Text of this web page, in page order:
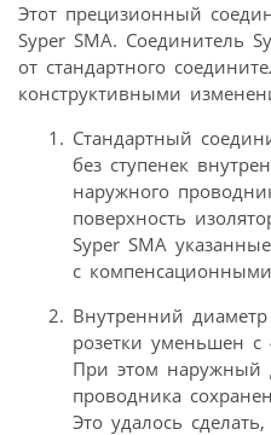
Этот прецизионный
Syper SMA. Соединитель
от стандартного
конструктивными
Стандартный
без ступенек
наружного
поверхность
Syper SMA
с
Внутренний
розетки уменьшен
При этом наружный
проводника
Это удалось